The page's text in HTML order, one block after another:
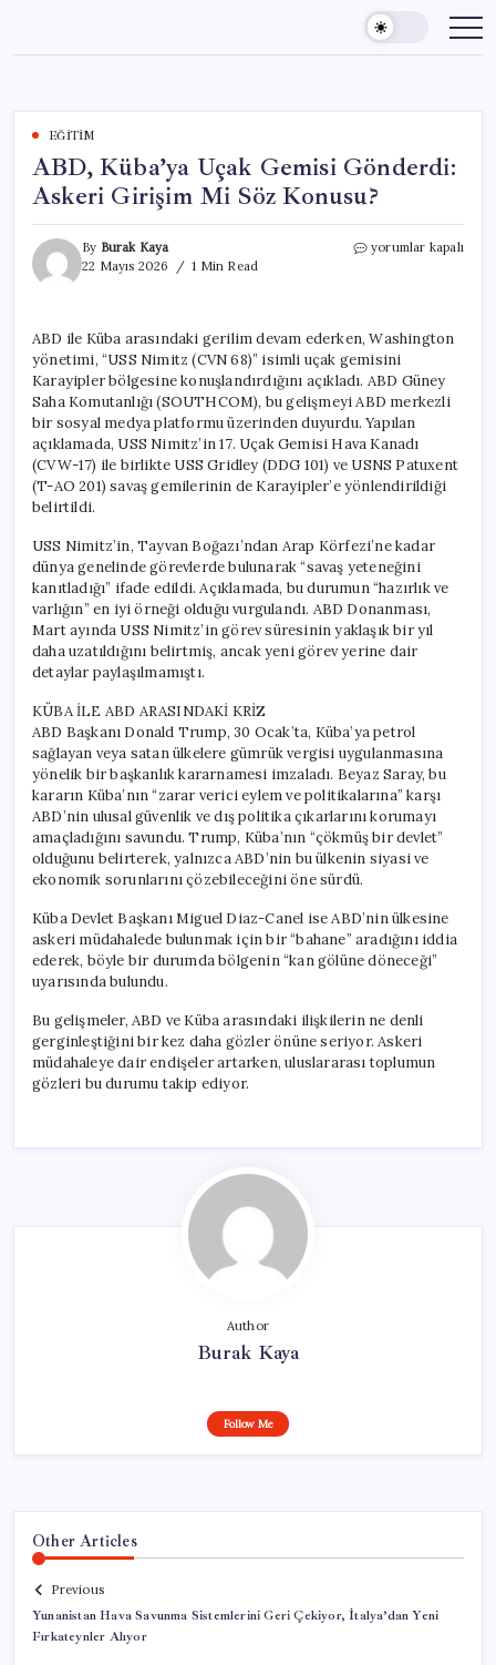
content
EĞITIM
ABD, Küba’ya Uçak Gemisi Gönderdi:
Askeri Girişim Mi Söz Konusu?
By Burak Kaya
22 Mayıs 2026
1 Min Read
ABD,
Askeri
Girişim
Mi
Söz
Konusu?
için
yorumlar kapalı
ABD ile Küba arasındaki gerilim devam ederken, Washington
yönetimi, “USS Nimitz (CVN 68)” isimli uçak gemisini
Karayipler bölgesine konuşlandırdığını açıkladı. ABD Güney
Saha Komutanlığı (SOUTHCOM), bu gelişmeyi ABD merkezli
bir sosyal medya platformu üzerinden duyurdu. Yapılan
açıklamada, USS Nimitz’in 17. Uçak Gemisi Hava Kanadı
(CVW-17) ile birlikte USS Gridley (DDG 101) ve USNS Patuxent
(T-AO 201) savaş gemilerinin de Karayipler’e yönlendirildiği
belirtildi.
USS Nimitz’in, Tayvan Boğazı’ndan Arap Körfezi’ne kadar
dünya genelinde görevlerde bulunarak “savaş yeteneğini
kanıtladığı” ifade edildi. Açıklamada, bu durumun “hazırlık ve
varlığın” en iyi örneği olduğu vurgulandı. ABD Donanması,
Mart ayında USS Nimitz’in görev süresinin yaklaşık bir yıl
daha uzatıldığını belirtmiş, ancak yeni görev yerine dair
detaylar paylaşılmamıştı.
KÜBA İLE ABD ARASINDAKİ KRİZ
ABD Başkanı Donald Trump, 30 Ocak’ta, Küba’ya petrol
sağlayan veya satan ülkelere gümrük vergisi uygulanmasına
yönelik bir başkanlık kararnamesi imzaladı. Beyaz Saray, bu
kararın Küba’nın “zarar verici eylem ve politikalarına” karşı
ABD’nin ulusal güvenlik ve dış politika çıkarlarını korumayı
amaçladığını savundu. Trump, Küba’nın “çökmüş bir devlet”
olduğunu belirterek, yalnızca ABD’nin bu ülkenin siyasi ve
ekonomik sorunlarını çözebileceğini öne sürdü.
Küba Devlet Başkanı Miguel Diaz-Canel ise ABD’nin ülkesine
askeri müdahalede bulunmak için bir “bahane” aradığını iddia
ederek, böyle bir durumda bölgenin “kan gölüne döneceği”
uyarısında bulundu.
Bu gelişmeler, ABD ve Küba arasındaki ilişkilerin ne denli
gerginleştiğini bir kez daha gözler önüne seriyor. Askeri
müdahaleye dair endişeler artarken, uluslararası toplumun
gözleri bu durumu takip ediyor.
Author
Burak Kaya
Follow Me
Other Articles
Previous
Yunanistan Hava Savunma Sistemlerini Geri Çekiyor, İtalya’dan Yeni
Fırkateynler Alıyor